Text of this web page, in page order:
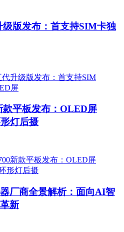
版发布：首支持SIM卡独
款平板发布：OLED屏
灯后摄
厂商全景解析：面向AI智
新